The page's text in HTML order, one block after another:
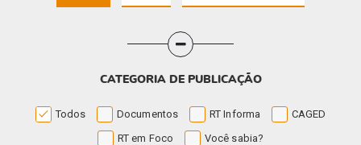
CATEGORIA DE PUBLICAÇÃO
Todos Documentos RT Informa
CAGED
RT em Foco
Você sabia?